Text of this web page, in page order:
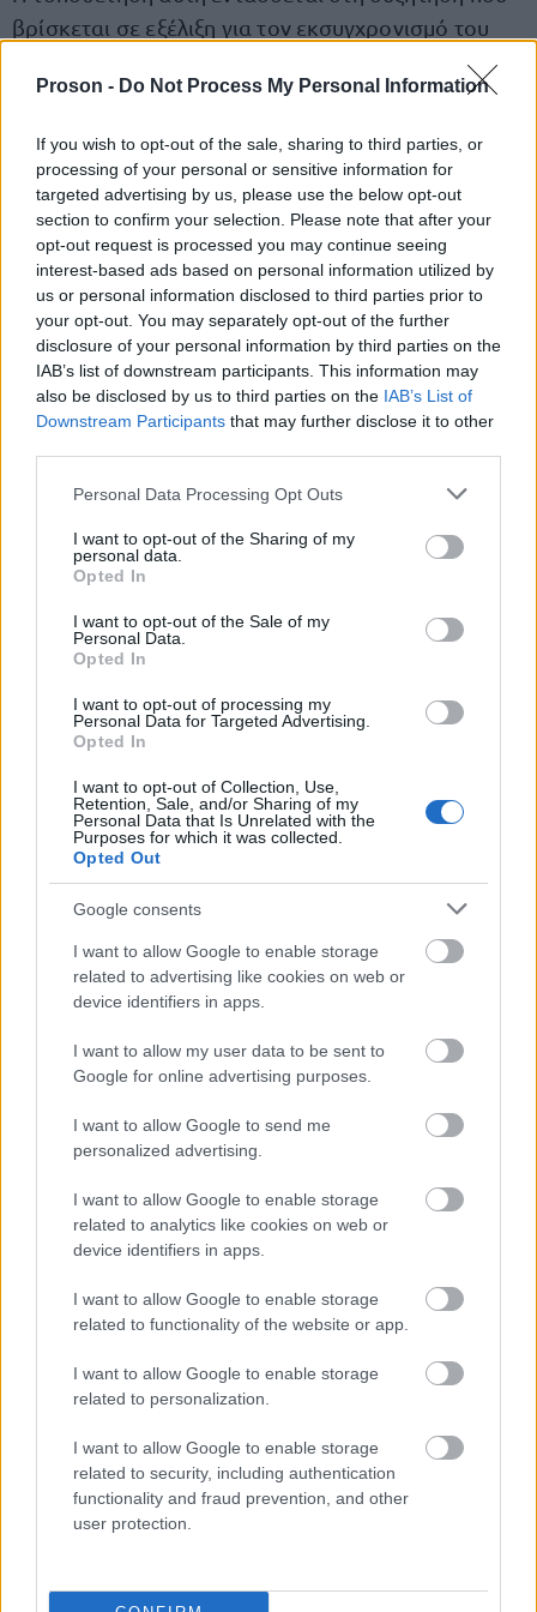
Proson - Do Not Process My Personal Information
If you wish to opt-out of the sale, sharing to third parties, or
processing of your personal or sensitive information for
targeted advertising by us, please use the below opt-out
section to confirm your selection. Please note that after your
opt-out request is processed you may continue seeing
interest-based ads based on personal information utilized by
us or personal information disclosed to third parties prior to
your opt-out. You may separately opt-out of the further
disclosure of your personal information by third parties on the
IAB’s list of downstream participants. This information may
also be disclosed by us to third parties on the IAB’s List of
Downstream Participants that may further disclose it to other
Please note that this website/app uses one or more Google
not limited to your visit or usage behaviour. You may click to
grant or deny consent to Google and its third-party tags to
use your data for below specified purposes in below Google
consent section.
Personal Data Processing Opt Outs
I want to opt-out of the Sharing of my
personal data.
Opted In
I want to opt-out of the Sale of my
Personal Data.
Opted In
I want to opt-out of processing my
Personal Data for Targeted Advertising.
Opted In
I want to opt-out of Collection, Use,
Retention, Sale, and/or Sharing of my
Personal Data that Is Unrelated with the
Purposes for which it was collected.
Opted Out
Google consents
I want to allow Google to enable storage
related to advertising like cookies on web or
device identifiers in apps.
I want to allow my user data to be sent to
Google for online advertising purposes.
I want to allow Google to send me
personalized advertising.
I want to allow Google to enable storage
related to analytics like cookies on web or
device identifiers in apps.
I want to allow Google to enable storage
related to functionality of the website or app.
I want to allow Google to enable storage
related to personalization.
I want to allow Google to enable storage
related to security, including authentication
functionality and fraud prevention, and other
user protection.
βρίσκεται σε εξέλιξη για τον εκσυγχρονισμό του
συστήματος εισαγωγής στα πανεπιστήμια και τη
διερεύνηση εναλλακτικών τρόπων αξιολόγησης
Περισσότεροι ψυχολόγοι στα σχολεία
Η ψυχική υγεία των μαθητών και η στήριξη της
σχολικής κοινότητας αποτέλεσαν επίσης βασικό
άξονα των ανακοινώσεων.
Η υπουργός παραδέχθηκε ότι η παρουσία
ψυχολόγου μία φορά την εβδομάδα σε πολλά
επισημαίνοντας ότι το υπουργείο επιδιώκει την
περαιτέρω ενίσχυση των σχετικών δομών.
ψυχολόγων έχει σχεδόν
τριπλασιαστεί σε σχέση
με το 2020, ωστόσο η επέκταση του θεσμού
δυσκολεύεται από την εξάντληση των διαθέσιμων
πινάκων υποψηφίων.
Νέα δράση "Connected Parents" από
τον Σεπτέμβριο
Παράλληλα, ανακοινώθηκε η έναρξη της νέας
πρωτοβουλίας
«Connected Parents»
, η οποία θα
τεθεί σε εφαρμογή από τον προσεχή Σεπτέμβριο.
Πρόκειται για πρόγραμμα ψυχολογικής
υποστήριξης που απευθύνεται αποκλειστικά σε
γονείς και κηδεμόνες, προσφέροντας πρόσβαση σε
εξειδικευμένους επαγγελματίες για συμβουλευτική,
αφορούν την οικογένεια και τη σχολική ζωή των
παιδιών.
Στόχος η ενίσχυση της εκπαίδευσης σε
Οι ανακοινώσεις της υπουργού Παιδείας
αποτυπώνουν τον σχεδιασμό της κυβέρνησης για
ενίσχυση του ανθρώπινου δυναμικού στα σχολεία,
αναβάθμιση της επαγγελματικής εκπαίδευσης,